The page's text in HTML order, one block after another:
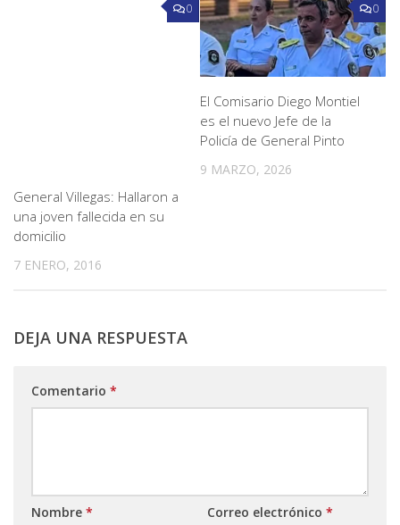
0
General Villegas: Hallaron a
una joven fallecida en su
domicilio
7 ENERO, 2016
0
El Comisario Diego Montiel
es el nuevo Jefe de la
Policía de General Pinto
9 MARZO, 2026
DEJA UNA RESPUESTA
Comentario *
Nombre * Correo electrónico *